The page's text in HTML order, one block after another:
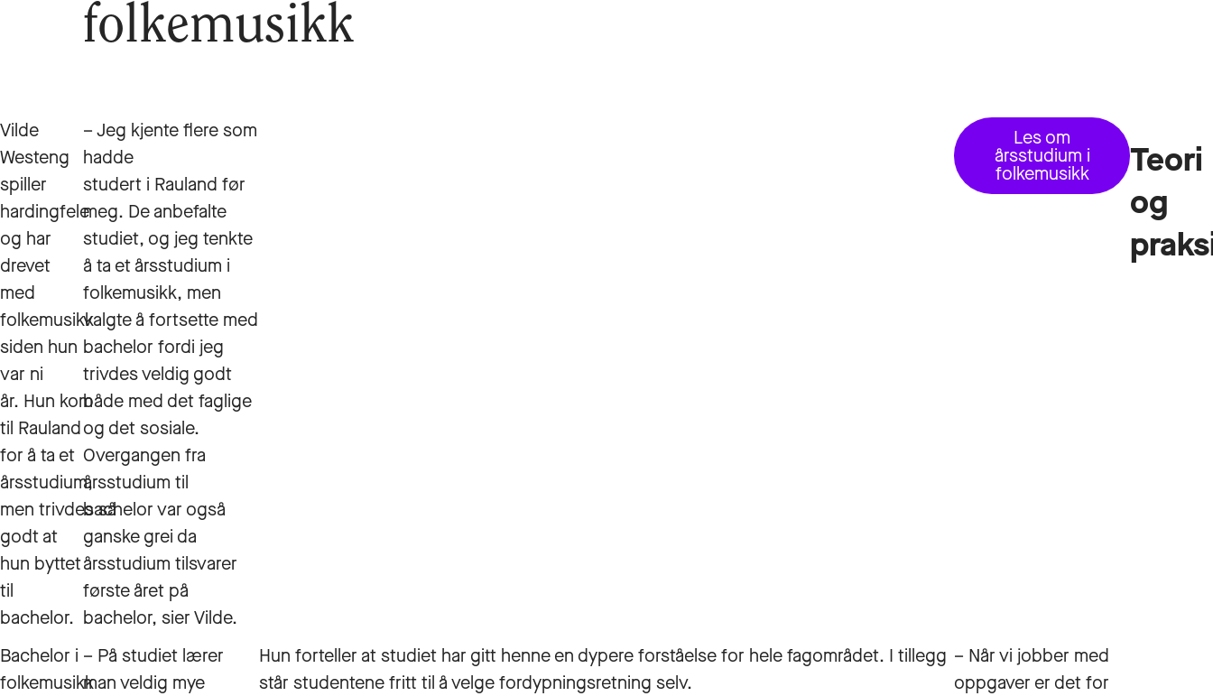
folkemusikk
Vilde
Westeng
spiller
hardingfele
og har
drevet
med
folkemusikk
siden hun
var ni
år. Hun kom
til Rauland
for å ta et
årsstudium,
men trivdes så
godt at
hun byttet
til
bachelor.
– Jeg kjente flere som
hadde
studert i Rauland før
meg. De anbefalte
studiet, og jeg tenkte
å ta et årsstudium i
folkemusikk, men
valgte å fortsette med
bachelor fordi jeg
trivdes veldig godt
både med det faglige
og det sosiale.
Overgangen fra
årsstudium til
bachelor var også
ganske grei da
årsstudium tilsvarer
første året på
bachelor, sier Vilde.
Les om
årsstudium i
folkemusikk
Teori
og
Bachelor i
folkemusikk
– På studiet lærer
man veldig mye
Hun forteller at studiet har gitt henne en dypere forståelse for hele fagområdet. I tillegg
står studentene fritt til å velge fordypningsretning selv.
– Når vi jobber med
oppgaver er det for